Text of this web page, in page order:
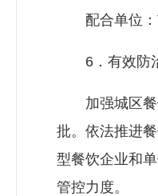
配合单位：
6．有效防治
加强城区餐
批。依法推进
型餐饮企业和
管控力度。